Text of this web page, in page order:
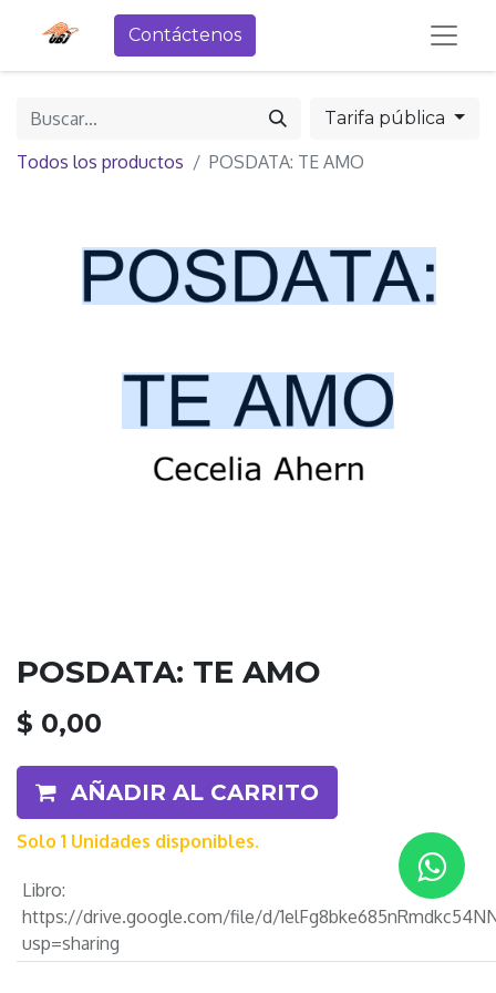
Contáctenos
Tarifa pública
Todos los productos POSDATA: TE AMO
POSDATA: TE AMO
$ 0,00
AÑADIR AL CARRITO
Solo 1 Unidades disponibles.
Libro:
https://drive.google.com/file/d/
usp=sharing